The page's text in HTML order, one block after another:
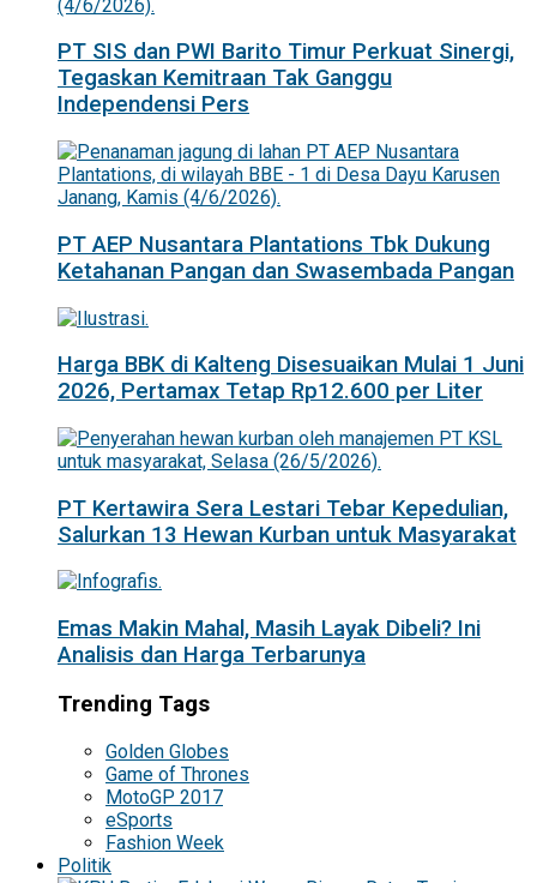
PT SIS dan PWI Barito Timur Perkuat Sinergi,
Tegaskan Kemitraan Tak Ganggu
Independensi Pers
PT AEP Nusantara Plantations Tbk Dukung
Ketahanan Pangan dan Swasembada Pangan
Harga BBK di Kalteng Disesuaikan Mulai 1 Juni
2026, Pertamax Tetap Rp12.600 per Liter
PT Kertawira Sera Lestari Tebar Kepedulian,
Salurkan 13 Hewan Kurban untuk Masyarakat
Emas Makin Mahal, Masih Layak Dibeli? Ini
Analisis dan Harga Terbarunya
Trending Tags
Golden Globes
Game of Thrones
MotoGP 2017
eSports
Fashion Week
Politik